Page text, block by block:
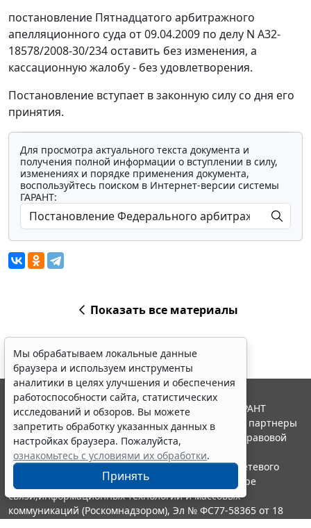
постановление Пятнадцатого арбитражного
апелляционного суда от 09.04.2009 по делу N А32-
18578/2008-30/234 оставить без изменения, а
кассационную жалобу - без удовлетворения.
Постановление вступает в законную силу со дня его
принятия.
Для просмотра актуального текста документа и
получения полной информации о вступлении в силу,
изменениях и порядке применения документа,
воспользуйтесь поиском в Интернет-версии системы
ГАРАНТ:
Показать все материалы
Мы обрабатываем локальные данные
браузера и используем инструменты
аналитики в целях улучшения и обеспечения
работоспособности сайта, статистических
исследований и обзоров. Вы можете
запретить обработку указанных данных в
настройках браузера. Пожалуйста,
ознакомьтесь с условиями их обработки.
Принять
© ООО "НПП "ГАРАНТ-СЕРВИС", 2026. Система ГАРАНТ
выпускается с 1990 года. Компания "Гарант" и ее партнеры
являются участниками Российской ассоциации правовой
информации ГАРАНТ.
Портал ГАРАНТ.РУ зарегистрирован в качестве сетевого
издания Федеральной службой по надзору в сфере
связи,информационных технологий и массовых
коммуникаций (Роскомнадзором), Эл № ФС77-58365 от 18